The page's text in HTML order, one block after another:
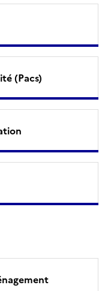
(Pacs)